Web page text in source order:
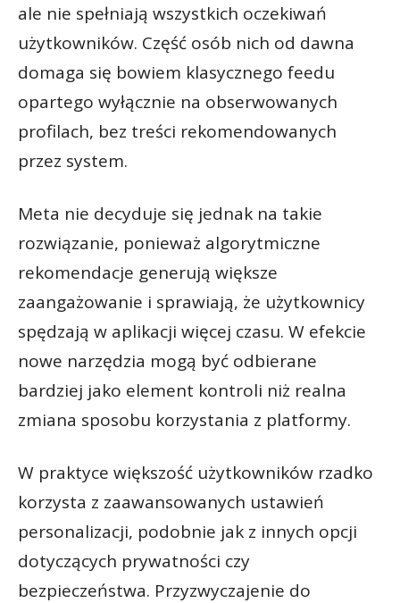
ale nie spełniają wszystkich oczekiwań
użytkowników. Część osób nich od dawna
domaga się bowiem klasycznego feedu
opartego wyłącznie na obserwowanych
profilach, bez treści rekomendowanych
przez system.
Meta nie decyduje się jednak na takie
rozwiązanie, ponieważ algorytmiczne
rekomendacje generują większe
zaangażowanie i sprawiają, że użytkownicy
spędzają w aplikacji więcej czasu. W efekcie
nowe narzędzia mogą być odbierane
bardziej jako element kontroli niż realna
zmiana sposobu korzystania z platformy.
W praktyce większość użytkowników rzadko
korzysta z zaawansowanych ustawień
personalizacji, podobnie jak z innych opcji
dotyczących prywatności czy
bezpieczeństwa. Przyzwyczajenie do